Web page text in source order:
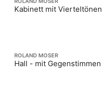
Kabinett mit Vierteltönen
ROLAND MOSER
Hall - mit Gegenstimmen